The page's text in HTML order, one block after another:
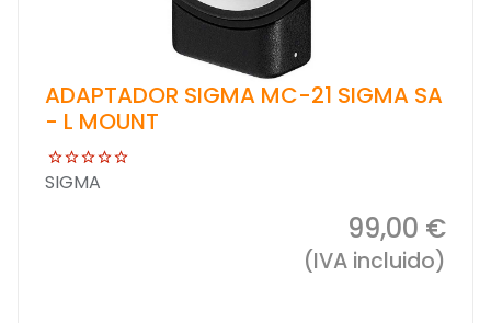
ADAPTADOR SIGMA MC-21 SIGMA SA
- L MOUNT
SIGMA
99,00 €
(IVA incluido)